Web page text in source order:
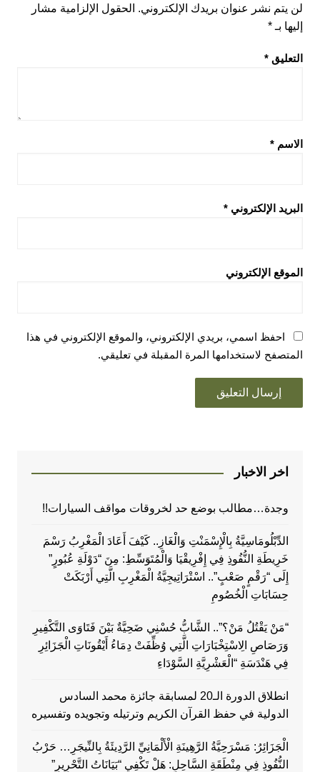
لن يتم نشر عنوان بريدك الإلكتروني. الحقول الإلزامية مشار
إليها بـ *
التعليق *
الاسم *
البريد الإلكتروني *
الموقع الإلكتروني
احفظ اسمي، بريدي الإلكتروني، والموقع الإلكتروني في هذا
المتصفح لاستخدامها المرة المقبلة في تعليقي.
اخر الاخبار
وجدة…مطالب بوضع حد لخروقات مواقف السيارات!!
الدِّبْلُومَاسِيَّةُ بِالْإِسْمَنْتِ وَالْغَازِ.. كَيْفَ أَعَادَ الْمَغْرِبُ رَسْمَ
خَرِيطَةِ النُّفُوذِ فِي إِفْرِيقْيَا وَالْمُتَوَسِّطِ: مِنَ “دَوْلَةِ عُبُورٍ”
إِلَى “رَقْمٍ صَعْبٍ”.. اسْتْرَاتِيجِيَّةُ الْمَغْرِبِ الَّتِي أَرْبَكَتْ
حِسَابَاتِ الْخُصُومِ
“مَنْ يَقْتُلُ مَنْ؟”.. الشَّابُّ حُسْنِي ضَحِيَّةٌ بَيْنَ فَتَاوَى التَّكْفِيرِ
وَرَصَاصِ الِاسْتِخْبَارَاتِ الَّتِي وُظِّفَتْ دِمَاءُ أَيْقُونَاتِ الْجَزَائِرِ
فِي هَنْدَسَةِ “الْعَشْرِيَّةِ السَّوْدَاءِ
انطلاق الدورة الـ20 لمسابقة جائزة محمد السادس
الدولية في حفظ القرآن الكريم وترتيله وتجويده وتفسيره
الْجَزَائِرُ: مَسْرَحِيَّةُ الرَّهِينَةِ الْأَلْمَانِيِّ الرَّدِيئَةُ بِالنِّيجَرِ… حَرْبُ
النُّفُوذِ فِي مِنْطَقَةِ السَّاحِلِ: هَلْ تَكْفِي “بَيَانَاتُ التَّحْرِيرِ”